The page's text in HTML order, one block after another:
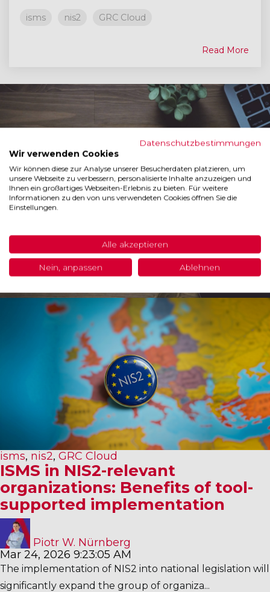
isms nis2 GRC Cloud
Read More
Blog
Lorem ipsum dolor sit amet, consectetur adipiscing elit.
isms, nis2, GRC Cloud
ISMS in NIS2-relevant
organizations: Benefits of tool-
supported implementation
Piotr W. Nürnberg
Mar 24, 2026 9:23:05 AM
The implementation of NIS2 into national legislation will
significantly expand the group of organiza...
Datenschutzbestimmungen
Wir verwenden Cookies
Wir können diese zur Analyse unserer Besucherdaten platzieren, um
unsere Webseite zu verbessern, personalisierte Inhalte anzuzeigen und
Ihnen ein großartiges Webseiten-Erlebnis zu bieten. Für weitere
Informationen zu den von uns verwendeten Cookies öffnen Sie die
Einstellungen.
Alle akzeptieren
Nein, anpassen Ablehnen